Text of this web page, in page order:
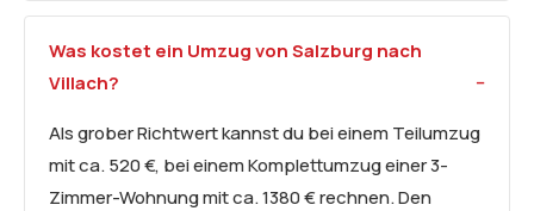
Was kostet ein Umzug von Salzburg nach
Villach?
Als grober Richtwert kannst du bei einem Teilumzug
mit ca. 520 €, bei einem Komplettumzug einer 3-
Zimmer-Wohnung mit ca. 1380 € rechnen. Den